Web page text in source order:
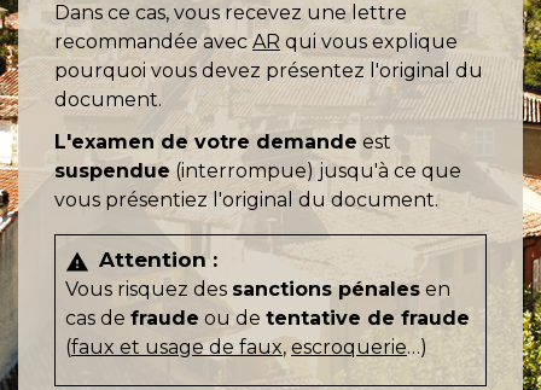
Dans ce cas, vous recevez une lettre
recommandée avec AR qui vous explique
pourquoi vous devez présentez l'original du
document.
L'examen de votre demande est
suspendue (interrompue) jusqu'à ce que
vous présentiez l'original du document.
warning Attention :
Vous risquez des sanctions pénales en
cas de fraude ou de tentative de fraude
(faux et usage de faux, escroquerie…)